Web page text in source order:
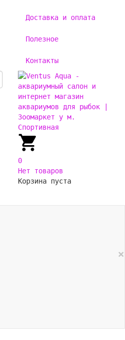
Доставка и оплата
Полезное
Контакты
0
Нет товаров
Корзина пуста
×